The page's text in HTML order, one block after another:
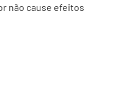
não cause efeitos